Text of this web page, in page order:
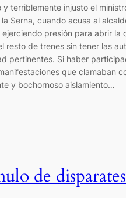
y terriblemente injusto el
Serna, cuando acusa al
presión para abrir la
resto de trenes sin tener las
pertinentes. Si haber
que clamaban
y bochornoso aislamiento…
de disparates